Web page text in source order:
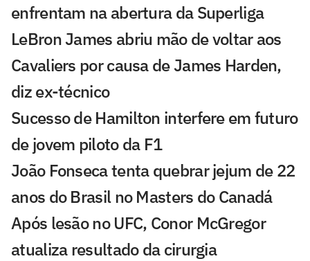
enfrentam na abertura da Superliga
LeBron James abriu mão de voltar aos
Cavaliers por causa de James Harden,
diz ex-técnico
Sucesso de Hamilton interfere em futuro
de jovem piloto da F1
João Fonseca tenta quebrar jejum de 22
anos do Brasil no Masters do Canadá
Após lesão no UFC, Conor McGregor
atualiza resultado da cirurgia